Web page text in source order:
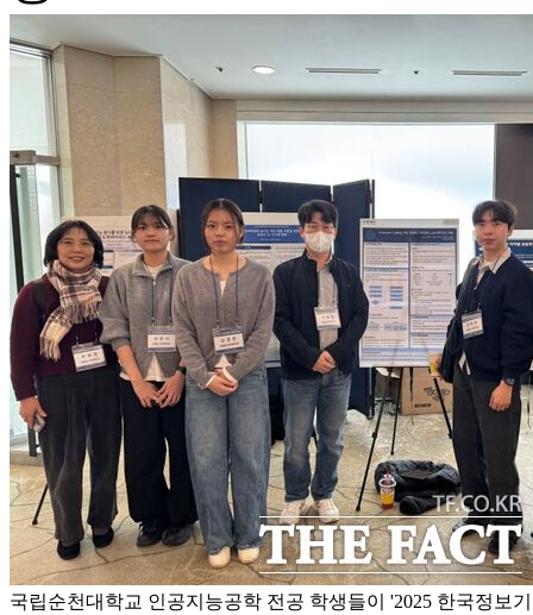
국립순천대학교 인공지능공학 전공 학생들이 '2025 한국정보